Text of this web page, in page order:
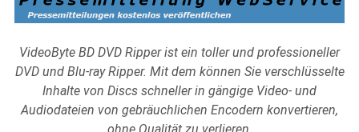
VideoByte BD DVD Ripper ist ein toller und professioneller
DVD und Blu-ray Ripper. Mit dem können Sie verschlüsselte
Inhalte von Discs schneller in gängige Video- und
Audiodateien von gebräuchlichen Encodern konvertieren,